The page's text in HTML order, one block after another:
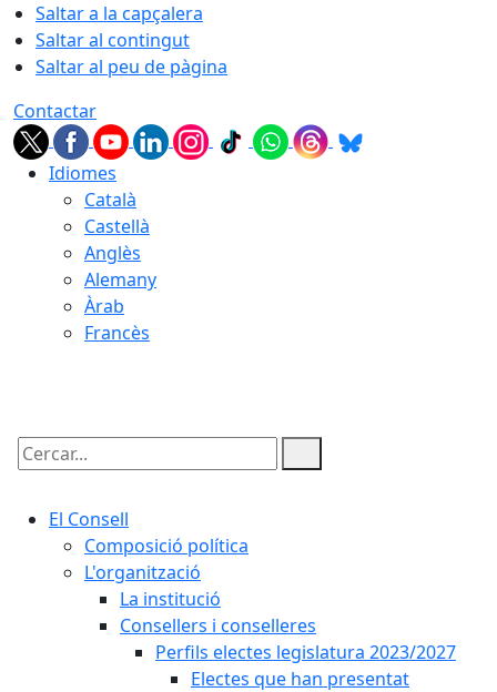
Saltar a la capçalera
Saltar al contingut
Saltar al peu de pàgina
Contactar
Idiomes
Català
Castellà
Anglès
Alemany
Àrab
Francès
Cercar:
El Consell
Composició política
L'organització
La institució
Consellers i conselleres
Perfils electes legislatura 2023/2027
Electes que han presentat